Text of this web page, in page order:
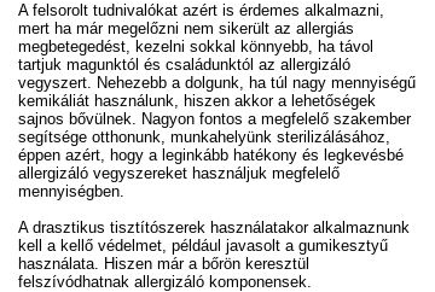
A felsorolt tudnivalókat azért is érdemes alkalmazni,
mert ha már megelőzni nem sikerült az allergiás
megbetegedést, kezelni sokkal könnyebb, ha távol
tartjuk magunktól és családunktól az allergizáló
vegyszert. Nehezebb a dolgunk, ha túl nagy mennyiségű
kemikáliát használunk, hiszen akkor a lehetőségek
sajnos bővülnek. Nagyon fontos a megfelelő szakember
segítsége otthonunk, munkahelyünk sterilizálásához,
éppen azért, hogy a leginkább hatékony és legkevésbé
allergizáló vegyszereket használjuk megfelelő
mennyiségben.
A drasztikus tisztítószerek használatakor alkalmaznunk
kell a kellő védelmet, például javasolt a gumikesztyű
használata. Hiszen már a bőrön keresztül
felszívódhatnak allergizáló komponensek.